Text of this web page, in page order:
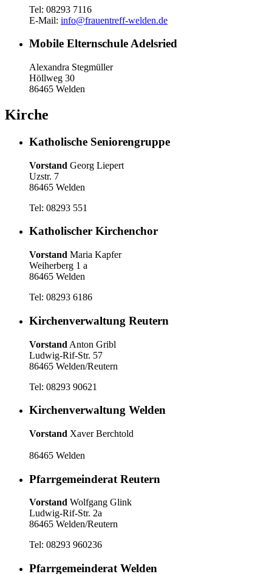
Tel: 08293 7116
E-Mail: info@frauentreff-welden.de
Mobile Elternschule Adelsried
Alexandra Stegmüller
Höllweg 30
86465 Welden
Kirche
Katholische Seniorengruppe
Vorstand Georg Liepert
Uzstr. 7
86465 Welden
Tel: 08293 551
Katholischer Kirchenchor
Vorstand Maria Kapfer
Weiherberg 1 a
86465 Welden
Tel: 08293 6186
Kirchenverwaltung Reutern
Vorstand Anton Gribl
Ludwig-Rif-Str. 57
86465 Welden/Reutern
Tel: 08293 90621
Kirchenverwaltung Welden
Vorstand Xaver Berchtold
86465 Welden
Pfarrgemeinderat Reutern
Vorstand Wolfgang Glink
Ludwig-Rif-Str. 2a
86465 Welden/Reutern
Tel: 08293 960236
Pfarrgemeinderat Welden